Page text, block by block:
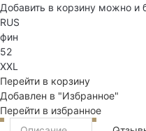
Добавить в корзину можно и
RUS
фин
52
XXL
Перейти в корзину
Добавлен в "Избранное"
Перейти в избранное